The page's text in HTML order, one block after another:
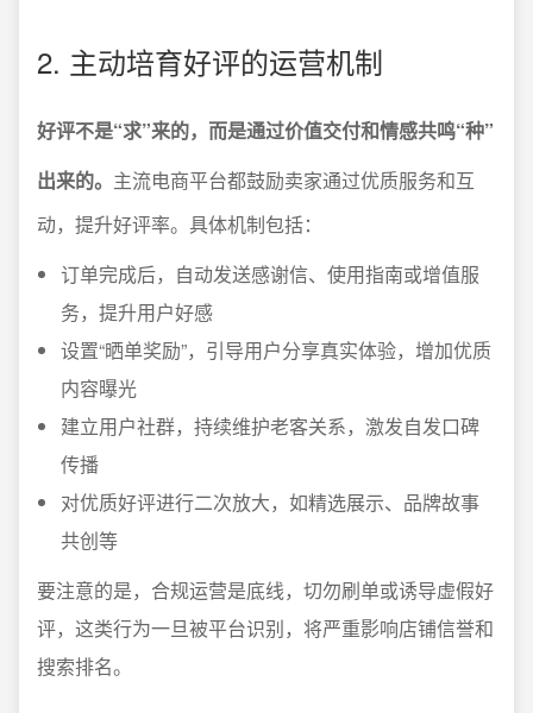
2. 主动培育好评的运营机制
好评不是“求”来的，而是通过价值交付和情感共鸣“种”
出来的。 主流电商平台都鼓励卖家通过优质服务和互
动，提升好评率。具体机制包括：
订单完成后，自动发送感谢信、使用指南或增值服
务，提升用户好感
设置“晒单奖励”，引导用户分享真实体验，增加优质
内容曝光
建立用户社群，持续维护老客关系，激发自发口碑
传播
对优质好评进行二次放大，如精选展示、品牌故事
共创等
要注意的是，合规运营是底线，切勿刷单或诱导虚假好
评，这类行为一旦被平台识别，将严重影响店铺信誉和
搜索排名。